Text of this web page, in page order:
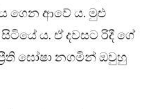
ගෙන ආවේ ය. මුළු
ය. ඒ දවසට රිදී ගේ
ඝෝෂා නගමින් ඔවුහු